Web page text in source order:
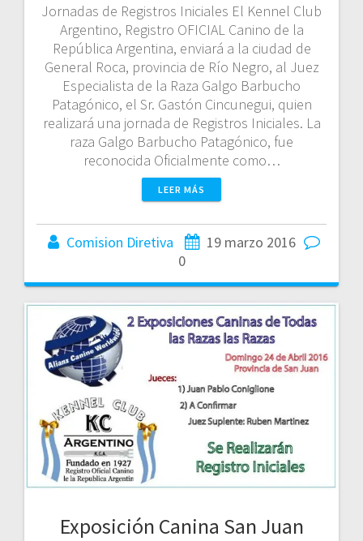
Jornadas de Registros Iniciales El Kennel Club
Argentino, Registro OFICIAL Canino de la
República Argentina, enviará a la ciudad de
General Roca, provincia de Río Negro, al Juez
Especialista de la Raza Galgo Barbucho
Patagónico, el Sr. Gastón Cincunegui, quien
realizará una jornada de Registros Iniciales. La
raza Galgo Barbucho Patagónico, fue
reconocida Oficialmente como…
LEER MÁS
Comision Diretiva
19 marzo 2016
0
Exposición Canina San Juan